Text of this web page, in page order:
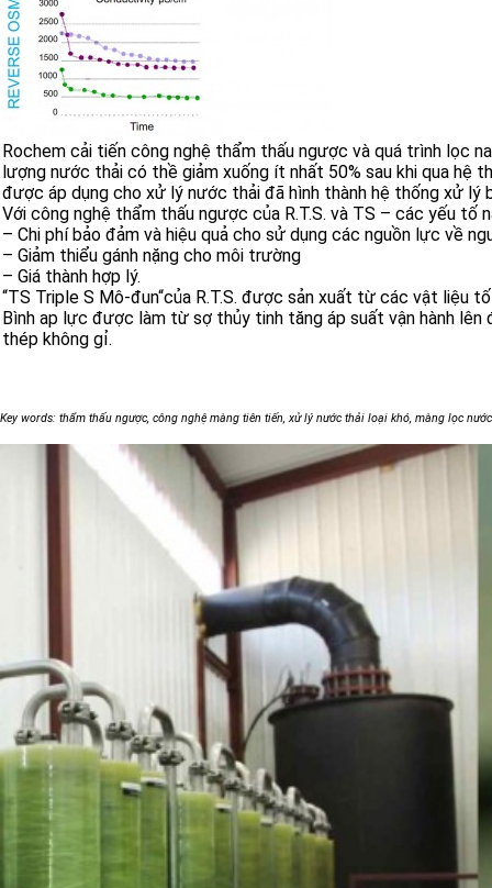
Rochem cải tiến công nghệ thẩm thấu ngược và quá trình lọc
lượng nước thải có thề giảm xuống ít nhất 50% sau khi qua hệ
được áp dụng cho xử lý nước thải đã hình thành hệ thống xử lý
Với công nghệ thẩm thấu ngược của R.T.S. và TS – các yếu tố
– Chi phí bảo đảm và hiệu quả cho sử dụng các nguồn lực về
– Giảm thiểu gánh nặng cho môi trường
– Giá thành hợp lý.
“TS Triple S Mô-đun“của R.T.S. được sản xuất từ các vật liệu
Bình ap lực được làm từ sợ thủy tinh tăng áp suất vận hành
thép không gỉ.
Key words: thẩm thấu ngược, công nghệ màng tiên tiến, xử lý nước thải loại khó, màng lọc